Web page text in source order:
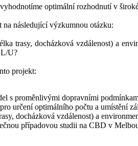
optimální rozhodnutí v
následující výzkumnou otázku:
trasy, docházková vzdálenost) a
L/U?
projekt:
s proměnlivými dopravními
určení optimálního počtu a umístění
docházková vzdálenost) a
případovou studii na CBD v